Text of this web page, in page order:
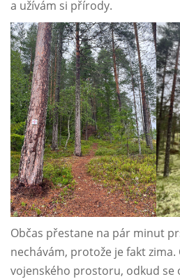
a užívám si přírody.
Občas přestane na pár minut
nechávám, protože je fakt zima.
vojenského prostoru, odkud se